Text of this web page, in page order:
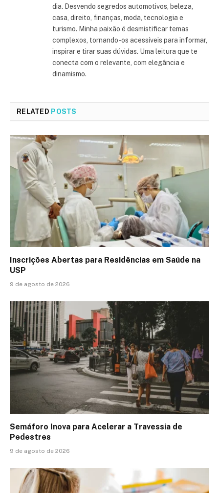
dia. Desvendo segredos automotivos, beleza,
casa, direito, finanças, moda, tecnologia e
turismo. Minha paixão é desmistificar temas
complexos, tornando-os acessíveis para informar,
inspirar e tirar suas dúvidas. Uma leitura que te
conecta com o relevante, com elegância e
dinamismo.
RELATED POSTS
Inscrições Abertas para Residências em Saúde na
USP
9 de agosto de 2026
Semáforo Inova para Acelerar a Travessia de
Pedestres
9 de agosto de 2026